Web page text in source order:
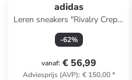
adidas
Leren sneakers "Rivalry Crepe"
lichtbruin
-62%
vanaf: € 56,99
Adviesprijs (AVP): € 150,00*